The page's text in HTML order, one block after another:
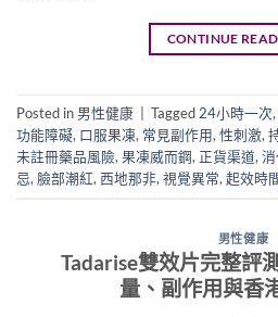
CONTINUE
Posted in 男性健康 Tagged 24小時一次,
功能障礙, 口服果凍, 常見副作用, 性刺激,
未註冊藥品風險, 果凍威而鋼, 正貨渠道,
忌, 臉部潮紅, 西地那非, 視覺異常, 起效時
男性健康
Tadarise雙效片完整評
量、副作用與香